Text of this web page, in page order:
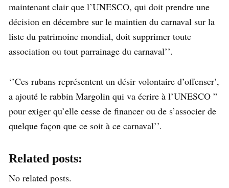
maintenant clair que l’UNESCO, qui doit prendre une
décision en décembre sur le maintien du carnaval sur la
liste du patrimoine mondial, doit supprimer toute
association ou tout parrainage du carnaval’’.
‘’Ces rubans représentent un désir volontaire d’offenser’,
a ajouté le rabbin Margolin qui va écrire à l’UNESCO ”
pour exiger qu’elle cesse de financer ou de s’associer de
quelque façon que ce soit à ce carnaval’’.
Related posts:
No related posts.